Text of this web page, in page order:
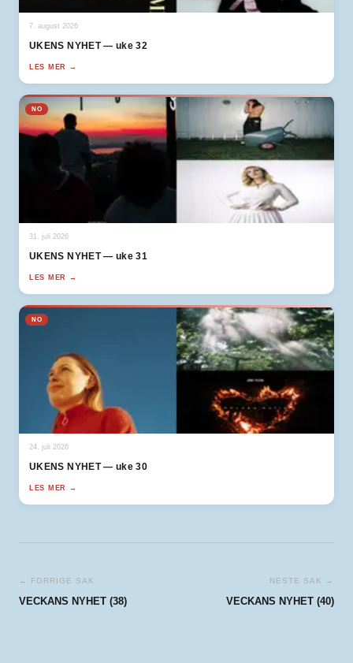
7. august 2026
UKENS NYHET — uke 32
LES MER →
NO
31. juli 2026
UKENS NYHET — uke 31
LES MER →
NO
24. juli 2026
UKENS NYHET — uke 30
LES MER →
← FORRIGE SAK
VECKANS NYHET (38)
NESTE SAK →
VECKANS NYHET (40)